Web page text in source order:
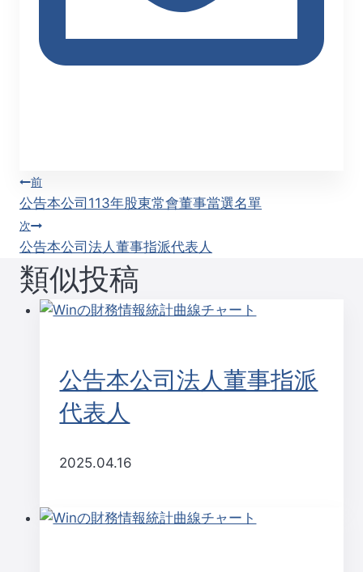
投
稿
ナ
ビ
ン
前
公告本公司113年股東常會董事當選名單
次
公告本公司法人董事指派代表人
類似投稿
公告本公司法人董事指派
代表人
2025.04.16